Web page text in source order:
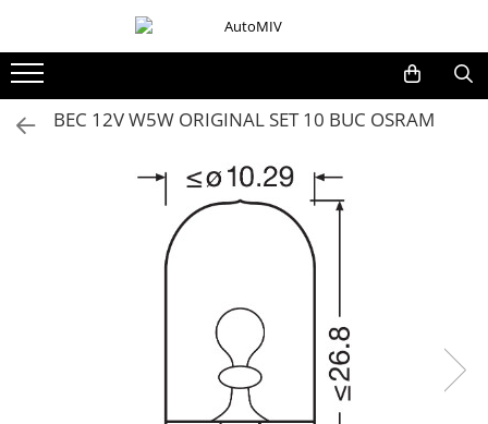
Oferta Saptamanii
Butoane Reglare Oglinzi
BEC 12V W5W ORIGINAL SET 10 BUC OSRAM